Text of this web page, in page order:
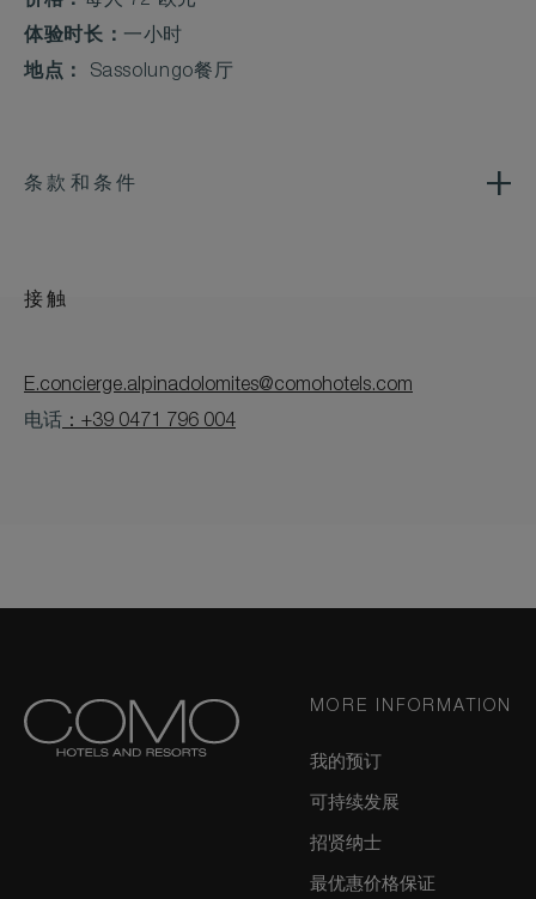
体验时长： 一小时
地点：
Sassolungo餐厅
条款和条件
接触
E.concierge.alpinadolomites@comohotels.com
电话 ：+39 0471 796 004
MORE INFORMATION
我的预订
可持续发展
招贤纳士
最优惠价格保证